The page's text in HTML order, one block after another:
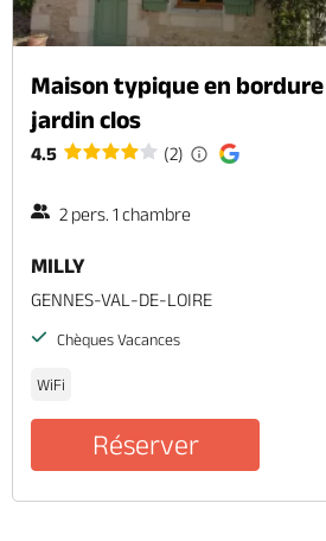
Maison typique en
jardin clos
4.5 (2)
2 pers. 1 chambre
MILLY
GENNES-VAL-DE-LOIRE
Chèques Vacances
WiFi
Réserver